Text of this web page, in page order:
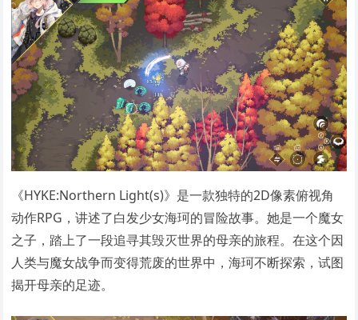
《HYKE:Northern Light(s)》是一款独特的2D像素俯视角
动作RPG，讲述了白发少女海珂的冒险故事。她是一个魔女
之子，踏上了一段追寻其毁灭世界的母亲的旅程。在这个因
人类与魔女战争而变得荒废的世界中，海珂不断探索，试图
揭开母亲的足迹。